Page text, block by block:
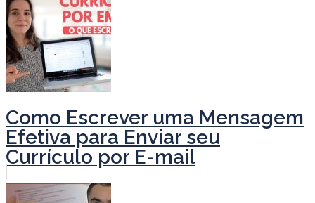
Como Escrever uma Mensagem
Efetiva para Enviar seu
Currículo por E-mail